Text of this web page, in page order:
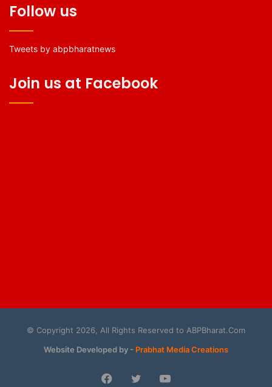
Follow us
Tweets by abpbharatnews
Join us at Facebook
© Copyright 2026, All Rights Reserved to ABPBharat.Com
Website Developed by - Prabhat Media Creations
Facebook
TwitterYouTube